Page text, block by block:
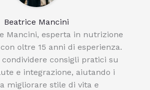
Beatrice Mancini
Mancini, esperta in nutrizione
oltre 15 anni di esperienza.
condividere consigli pratici su
e integrazione, aiutando i
migliorare stile di vita e